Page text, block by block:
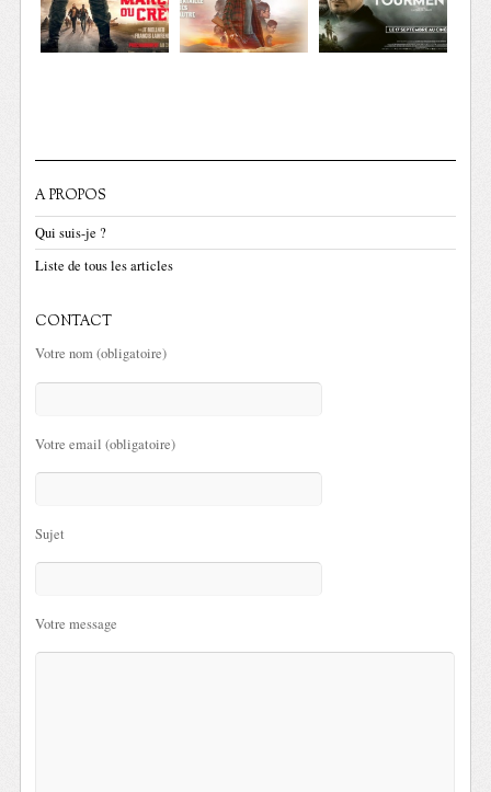
A PROPOS
Qui suis-je ?
Liste de tous les articles
CONTACT
Votre nom (obligatoire)
Votre email (obligatoire)
Sujet
Votre message